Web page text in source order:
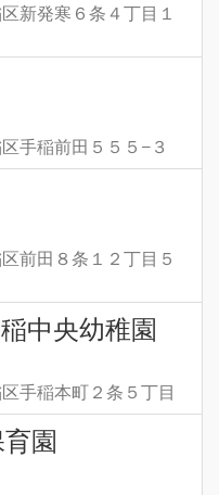
新発寒６条４丁目１
手稲前田５５５−３
前田８条１２丁目５
中央幼稚園
手稲本町２条５丁目
園